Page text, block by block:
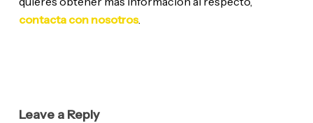
contacta con nosotros.
Leave a Reply